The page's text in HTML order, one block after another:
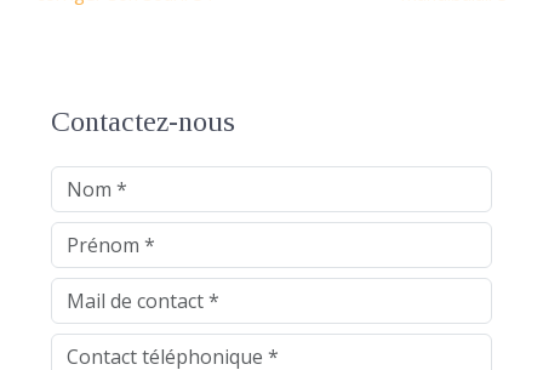
Contactez-nous